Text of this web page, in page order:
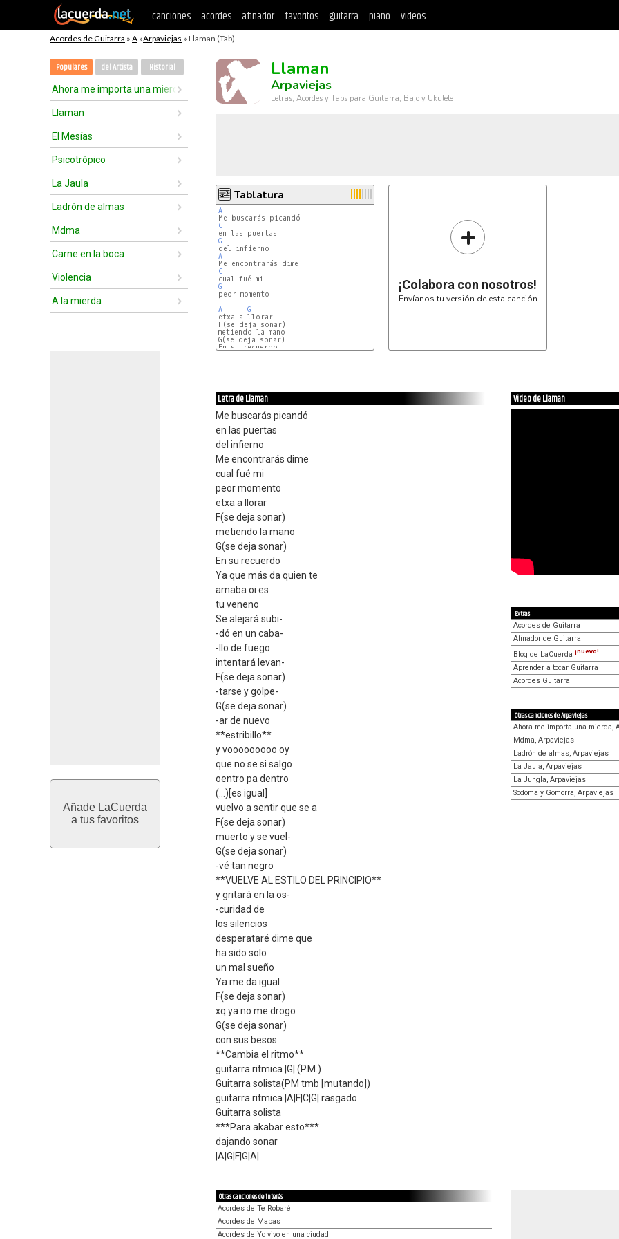
canciones acordes afinador favoritos guitarra piano videos
Acordes de Guitarra » A »Arpaviejas » Llaman (Tab)
Populares del Artista Historial
Ahora me importa una mierda
Llaman
El Mesías
Psicotrópico
La Jaula
Ladrón de almas
Mdma
Carne en la boca
Violencia
A la mierda
Añade LaCuerda
a tus favoritos
Llaman
Arpaviejas
Letras, Acordes y Tabs para Guitarra, Bajo y Ukulele
Tablatura
A
C
G
A
C
G
A
G
etxa a llorar
F(se deja sonar)
metiendo la mano
G(se deja sonar)
En su recuerdo
+
¡Colabora con nosotros!
Envíanos tu versión de esta canción
Letra de Llaman
Me buscarás picandó
en las puertas
del infierno
Me encontrarás dime
cual fué mi
peor momento
etxa a llorar
F(se deja sonar)
metiendo la mano
G(se deja sonar)
En su recuerdo
Ya que más da quien te
amaba oi es
tu veneno
Se alejará subi-
-dó en un caba-
-llo de fuego
intentará levan-
F(se deja sonar)
-tarse y golpe-
G(se deja sonar)
-ar de nuevo
**estribillo**
y vooooooooo oy
que no se si salgo
oentro pa dentro
(...)[es igual]
vuelvo a sentir que se a
F(se deja sonar)
muerto y se vuel-
G(se deja sonar)
-vé tan negro
**VUELVE AL ESTILO DEL PRINCIPIO**
y gritará en la os-
-curidad de
los silencios
desperataré dime que
ha sido solo
un mal sueño
Ya me da igual
F(se deja sonar)
xq ya no me drogo
G(se deja sonar)
con sus besos
**Cambia el ritmo**
guitarra ritmica |G| (P.M.)
Guitarra solista(PM tmb [mutando])
guitarra ritmica |A|F|C|G| rasgado
Guitarra solista
***Para akabar esto***
dajando sonar
|A|G|F|G|A|
Video de Llaman
Extras
Acordes de Guitarra
Afinador de Guitarra
Blog de LaCuerda ¡nuevo!
Aprender a tocar Guitarra
Acordes Guitarra
Otras canciones de Arpaviejas
Ahora me importa una mierda,
Mdma, Arpaviejas
Ladrón de almas, Arpaviejas
La Jaula, Arpaviejas
La Jungla, Arpaviejas
Sodoma y Gomorra, Arpaviejas
Otras canciones de interés
Acordes de Te Robaré
Acordes de Mapas
Acordes de Yo vivo en una ciudad